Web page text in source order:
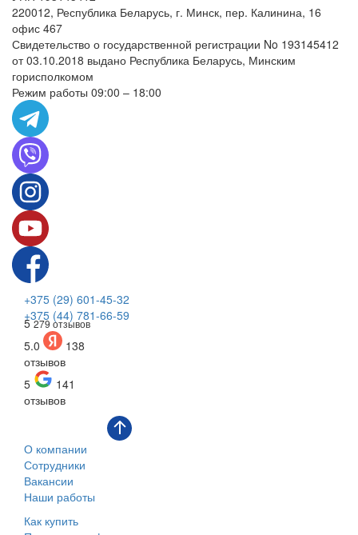
220012, Республика Беларусь, г. Минск, пер. Калинина, 16
офис 467
Свидетельство о государственной регистрации No 193145412
от 03.10.2018 выдано Республика Беларусь, Минским
горисполкомом
Режим работы 09:00 – 18:00
+375 (29) 601-45-32
+375 (44) 781-66-59
5 279 отзывов
5.0
138
отзывов
5
141
отзывов
О компании
Сотрудники
Вакансии
Наши работы
Как купить